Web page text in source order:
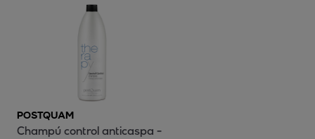
POSTQUAM
Champú control anticaspa -